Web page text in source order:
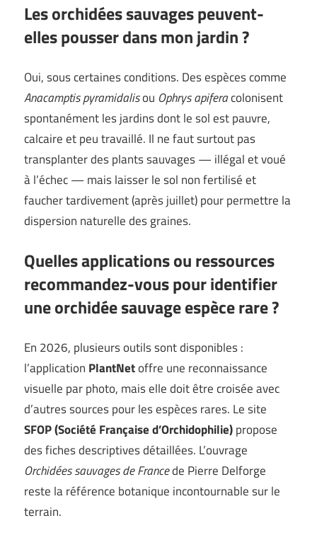
Les orchidées sauvages peuvent-
elles pousser dans mon jardin ?
Oui, sous certaines conditions. Des espèces comme
Anacamptis pyramidalisou Ophrys apiferacolonisent
spontanément les jardins dont le sol est pauvre,
calcaire et peu travaillé. Il ne faut surtout pas
transplanter des plants sauvages — illégal et voué
à l’échec — mais laisser le sol non fertilisé et
faucher tardivement (après juillet) pour permettre la
dispersion naturelle des graines.
Quelles applications ou ressources
recommandez-vous pour identifier
une orchidée sauvage espèce rare ?
En 2026, plusieurs outils sont disponibles :
l’application PlantNetoffre une reconnaissance
visuelle par photo, mais elle doit être croisée avec
d’autres sources pour les espèces rares. Le site
SFOP (Société Française d’Orchidophilie)propose
des fiches descriptives détaillées. L’ouvrage
Orchidées sauvages de Francede Pierre Delforge
reste la référence botanique incontournable sur le
terrain.